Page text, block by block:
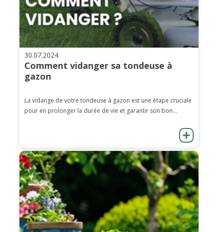
30.07.2024
Comment vidanger sa tondeuse à
gazon
La vidange de votre tondeuse à gazon est une étape cruciale
pour en prolonger la durée de vie et garantir son bon...